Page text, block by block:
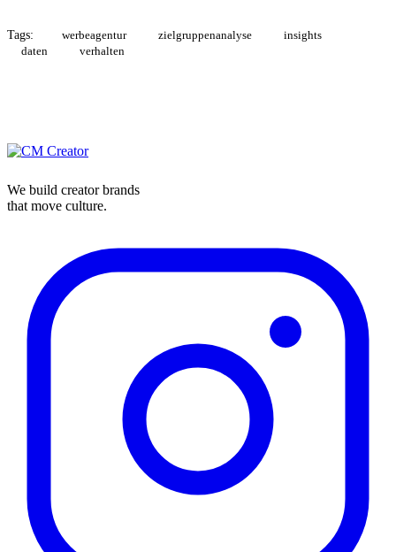
Tags: werbeagentur zielgruppenanalyse
insights
daten
verhalten
We build creator brands
that move culture.